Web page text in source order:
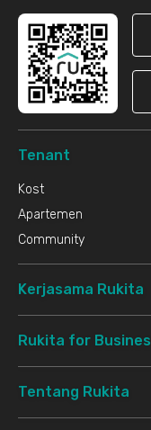
Tenant
Kost
Apartemen
Community
Kerjasama Rukita
Rukita for
Tentang Rukita